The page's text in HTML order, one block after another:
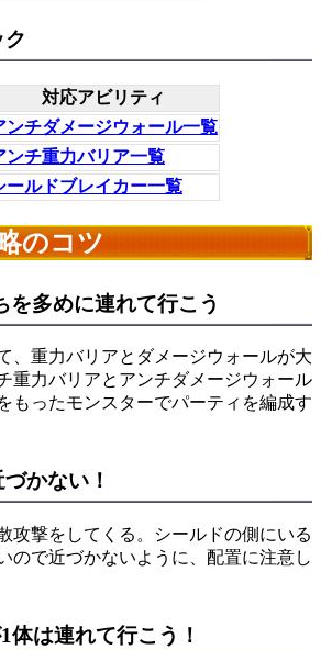
対応アビリティ
ンチダメージウォール一覧
ンチ重力バリア一覧
ールドブレイカー一覧
のコツ
多めに連れて行こう
、重力バリアとダメージウォールが大
重力バリアとアンチダメージウォール
もったモンスターでパーティを編成す
かない！
攻撃をしてくる。シールドの側にいる
ので近づかないように、配置に注意し
体は連れて行こう！